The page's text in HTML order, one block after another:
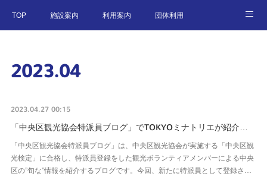
TOP 施設案内 利用案内 団体利用
ニュース English
2023.04
2023.04.27 00:15
「中央区観光協会特派員ブログ」でTOKYOミナトリエが紹介…
「中央区観光協会特派員ブログ」は、中央区観光協会が実施する「中央区観
光検定」に合格し、特派員登録をした観光ボランティアメンバーによる中央
区の”旬な”情報を紹介するブログです。今回、新たに特派員として登録さ…